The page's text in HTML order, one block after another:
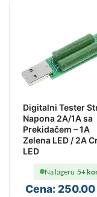
Digitalni Tester
Napona 2A/1A sa
Prekidačem – 1A
Zelena LED / 2A
LED
Cena: 250.00
Na lageru 5+